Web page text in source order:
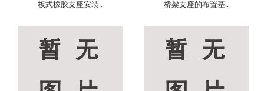
桥梁支座的布置基..
板式橡胶支座安装..